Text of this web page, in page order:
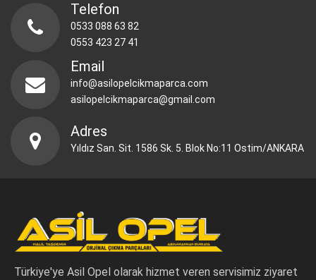
Telefon
0533 088 63 82
0553 423 27 41
Email
info@asilopelcikmaparca.com
asilopelcikmaparca@gmail.com
Adres
Yıldız San. Sit. 1586 Sk. 5. Blok No:11 Ostim/ANKARA
Türkiye'ye Asil Opel olarak hizmet veren servisimiz ziyaret